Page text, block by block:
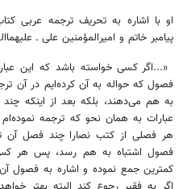
او با اشاره به تحريف ترجمه
پيامبر خاتم و اميرالمؤمنين على ـ
«...اگر كسى خواسته باشد كه اين
فصول كه حواله به آن كرده‌ايم در آن
به هم مى‌دهند، بلكه بعد از اينكه
عبارات به همان نحو كه ترجمه
هر فصلى از كتب نصارا چند فصل آن
فصول اشتباه به هم رسد، پس هر
كمترين جمع نموده و اشاره به فصول